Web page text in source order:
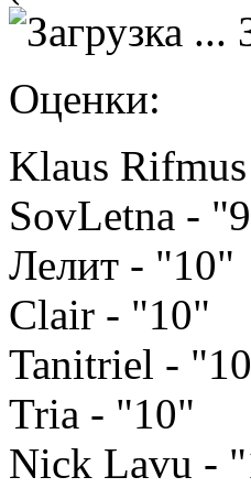
Оценки:
Klaus
SovLetna -
Лелит - "10"
Clair - "10"
Tanitriel -
Tria - "10"
Nick Lavu -